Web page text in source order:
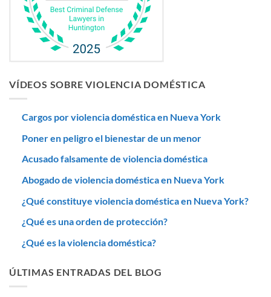
VÍDEOS SOBRE VIOLENCIA DOMÉSTICA
Cargos por violencia doméstica en Nueva York
Poner en peligro el bienestar de un menor
Acusado falsamente de violencia doméstica
Abogado de violencia doméstica en Nueva York
¿Qué constituye violencia doméstica en Nueva York?
¿Qué es una orden de protección?
¿Qué es la violencia doméstica?
ÚLTIMAS ENTRADAS DEL BLOG